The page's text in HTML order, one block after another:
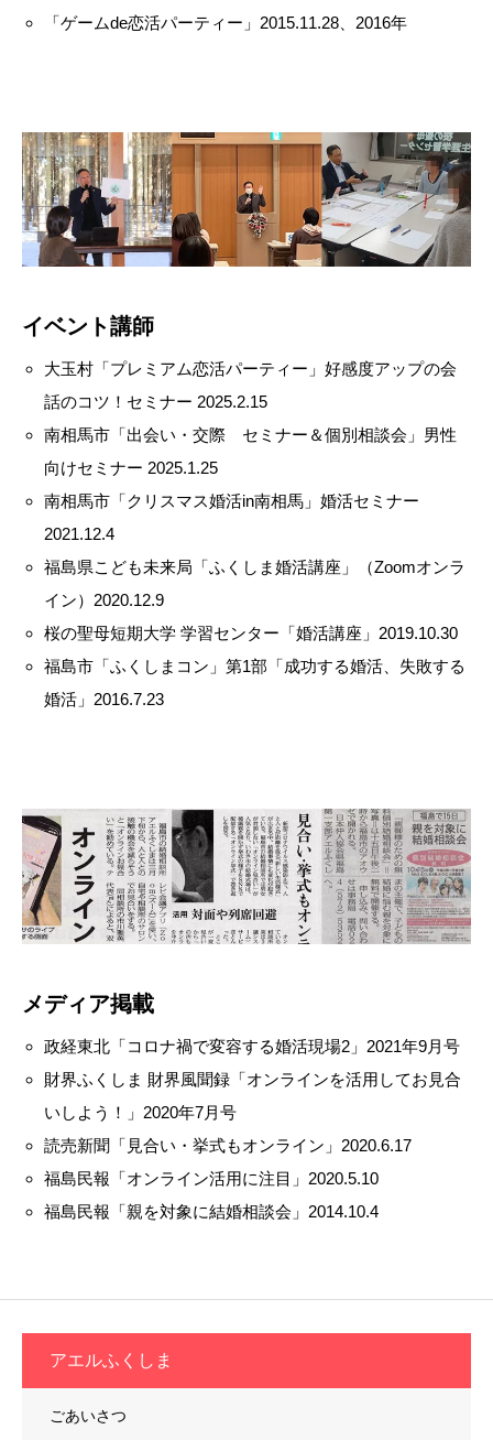
「ゲームde恋活パーティー」2015.11.28、2016年
イベント講師
大玉村「プレミアム恋活パーティー」好感度アップの会
話のコツ！セミナー 2025.2.15
南相馬市「出会い・交際 セミナー＆個別相談会」男性
向けセミナー 2025.1.25
南相馬市「クリスマス婚活in南相馬」婚活セミナー
2021.12.4
福島県こども未来局「ふくしま婚活講座」（Zoomオンラ
イン）2020.12.9
桜の聖母短期大学 学習センター「婚活講座」2019.10.30
福島市「ふくしまコン」第1部「成功する婚活、失敗する
婚活」2016.7.23
メディア掲載
政経東北「コロナ禍で変容する婚活現場2」2021年9月号
財界ふくしま 財界風聞録「オンラインを活用してお見合
いしよう！」2020年7月号
読売新聞「見合い・挙式もオンライン」2020.6.17
福島民報「オンライン活用に注目」2020.5.10
福島民報「親を対象に結婚相談会」2014.10.4
アエルふくしま
ごあいさつ